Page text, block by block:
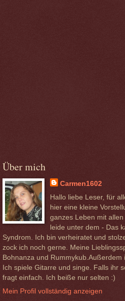
Über mich
Carmen1602
Hallo liebe Leser, für
hier eine kleine
ganzes Leben mit
leide unter dem - Das
Syndrom. Ich bin verheiratet und
zock ich noch gerne. Meine
Bohnanza und Rummykub.Außerdem
Ich spiele Gitarre und singe. Falls ihr
fragt einfach. Ich beiße nur selten :)
Mein Profil vollständig anzeigen